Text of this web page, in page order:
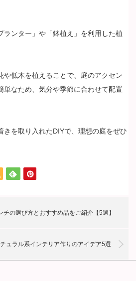
ランター」や「鉢植え」を利用した植
や低木を植えることで、庭のアクセン
単なため、気分や季節に合わせて配置
きを取り入れたDIYで、理想の庭をぜひ
チの選び方とおすすめ品をご紹介【5選】
ュラル系インテリア作りのアイデア5選